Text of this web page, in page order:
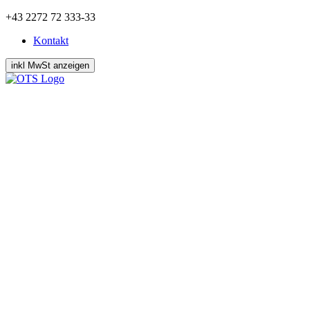
Zum
springen
+43 2272 72 333-33
Kontakt